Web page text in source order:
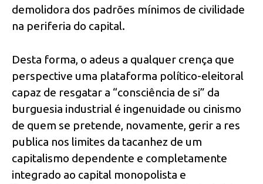
demolidora dos padrões mínimos de civilidade
na periferia do capital.
Desta forma, o adeus a qualquer crença que
perspective uma plataforma político-eleitoral
capaz de resgatar a “consciência de si” da
burguesia industrial é ingenuidade ou cinismo
de quem se pretende, novamente, gerir a res
publica nos limites da tacanhez de um
capitalismo dependente e completamente
integrado ao capital monopolista e